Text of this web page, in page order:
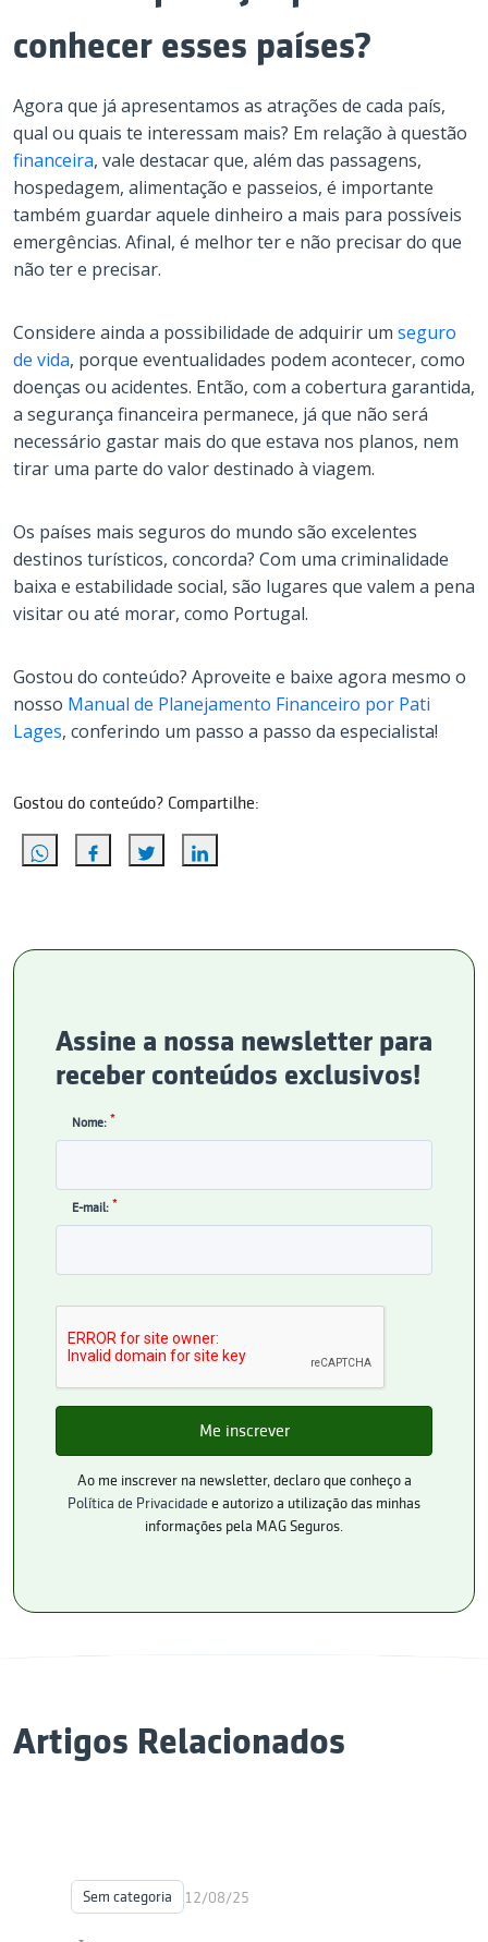
conhecer esses países?
Agora que já apresentamos as atrações de cada país,
qual ou quais te interessam mais? Em relação à questão
financeira, vale destacar que, além das passagens,
hospedagem, alimentação e passeios, é importante
também guardar aquele dinheiro a mais para possíveis
emergências. Afinal, é melhor ter e não precisar do que
não ter e precisar.
Considere ainda a possibilidade de adquirir um seguro
de vida, porque eventualidades podem acontecer, como
doenças ou acidentes. Então, com a cobertura garantida,
a segurança financeira permanece, já que não será
necessário gastar mais do que estava nos planos, nem
tirar uma parte do valor destinado à viagem.
Os países mais seguros do mundo são excelentes
destinos turísticos, concorda? Com uma criminalidade
baixa e estabilidade social, são lugares que valem a pena
visitar ou até morar, como Portugal.
Gostou do conteúdo? Aproveite e baixe agora mesmo o
nosso Manual de Planejamento Financeiro por Pati
Lages, conferindo um passo a passo da especialista!
Gostou do conteúdo? Compartilhe:
Assine a nossa newsletter para
receber conteúdos exclusivos!
Nome: *
E-mail: *
Ao me inscrever na newsletter, declaro que conheço a
Política de Privacidade e autorizo a utilização das minhas
informações pela MAG Seguros.
Artigos Relacionados
Sem categoria 12/08/25